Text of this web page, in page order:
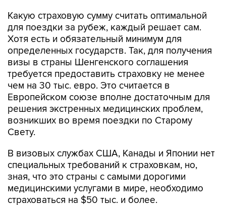
Какую страховую сумму считать оптимальной
для поездки за рубеж, каждый решает сам.
Хотя есть и обязательный минимум для
определенных государств. Так, для получения
визы в страны Шенгенского соглашения
требуется предоставить страховку не менее
чем на 30 тыс. евро. Это считается в
Европейском союзе вполне достаточным для
решения экстренных медицинских проблем,
возникших во время поездки по Старому
Свету.
В визовых службах США, Канады и Японии нет
специальных требований к страховкам, но,
зная, что это страны с самыми дорогими
медицинскими услугами в мире, необходимо
страховаться на $50 тыс. и более.